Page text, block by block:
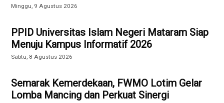
Minggu, 9 Agustus 2026
PPID Universitas Islam Negeri Mataram Siap
Menuju Kampus Informatif 2026
Sabtu, 8 Agustus 2026
Semarak Kemerdekaan, FWMO Lotim Gelar
Lomba Mancing dan Perkuat Sinergi